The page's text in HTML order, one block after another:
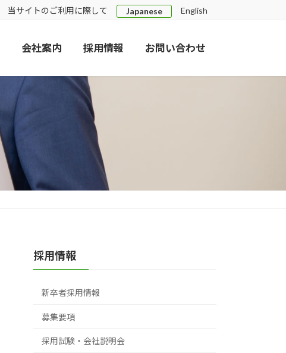
当サイトのご利用に際して Japanese English
会社案内 採用情報 お問い合わせ
採用情報
新卒者採用情報
募集要項
採用試験・会社説明会